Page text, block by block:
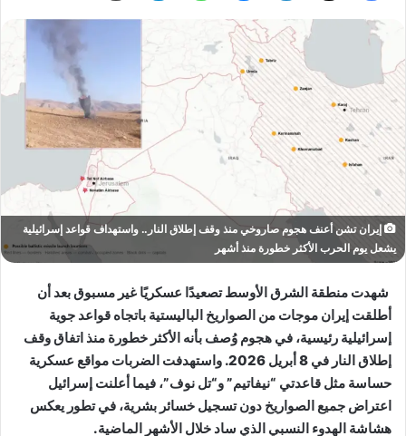
إيران تشن أعنف هجوم صاروخي منذ وقف إطلاق النار.. واستهداف قواعد إسرائيلية
يشعل يوم الحرب الأكثر خطورة منذ أشهر
شهدت منطقة الشرق الأوسط تصعيدًا عسكريًا غير مسبوق بعد أن
أطلقت إيران موجات من الصواريخ الباليستية باتجاه قواعد جوية
إسرائيلية رئيسية، في هجوم وُصف بأنه الأكثر خطورة منذ اتفاق وقف
إطلاق النار في 8 أبريل 2026. واستهدفت الضربات مواقع عسكرية
حساسة مثل قاعدتي “نيفاتيم” و“تل نوف”، فيما أعلنت إسرائيل
اعتراض جميع الصواريخ دون تسجيل خسائر بشرية، في تطور يعكس
هشاشة الهدوء النسبي الذي ساد خلال الأشهر الماضية.